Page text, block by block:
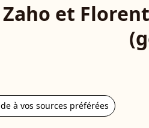
Zaho et
à vos sources préférées